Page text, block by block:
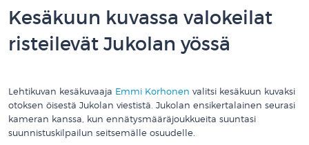
Kesäkuun kuvassa valokeilat
risteilevät Jukolan yössä
Lehtikuvan kesäkuvaaja Emmi Korhonen valitsi kesäkuun kuvaksi
otoksen öisestä Jukolan viestistä. Jukolan ensikertalainen seurasi
kameran kanssa, kun ennätysmääräjoukkueita suuntasi
suunnistuskilpailun seitsemälle osuudelle.